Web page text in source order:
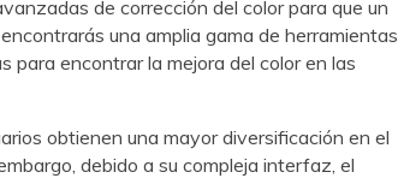
de corrección del color para que un
una amplia gama de herramientas
para encontrar la mejora del color en las
obtienen una mayor diversificación en el
debido a su compleja interfaz, el